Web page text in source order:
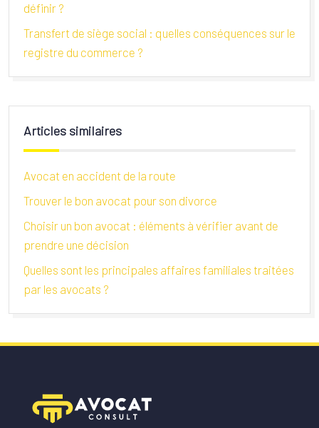
définir ?
Transfert de siège social : quelles conséquences sur le
registre du commerce ?
Articles similaires
Avocat en accident de la route
Trouver le bon avocat pour son divorce
Choisir un bon avocat : éléments à vérifier avant de
prendre une décision
Quelles sont les principales affaires familiales traitées
par les avocats ?